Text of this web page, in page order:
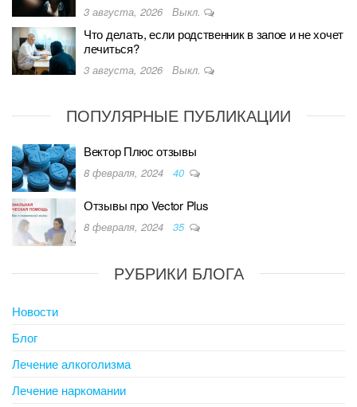
3 августа, 2026 Выкл.
Что делать, если родственник в запое и не хочет
лечиться?
3 августа, 2026 Выкл.
ПОПУЛЯРНЫЕ ПУБЛИКАЦИИ
Вектор Плюс отзывы
8 февраля, 2024 40
Отзывы про Vector Plus
8 февраля, 2024 35
РУБРИКИ БЛОГА
Новости
Блог
Лечение алкоголизма
Лечение наркомании